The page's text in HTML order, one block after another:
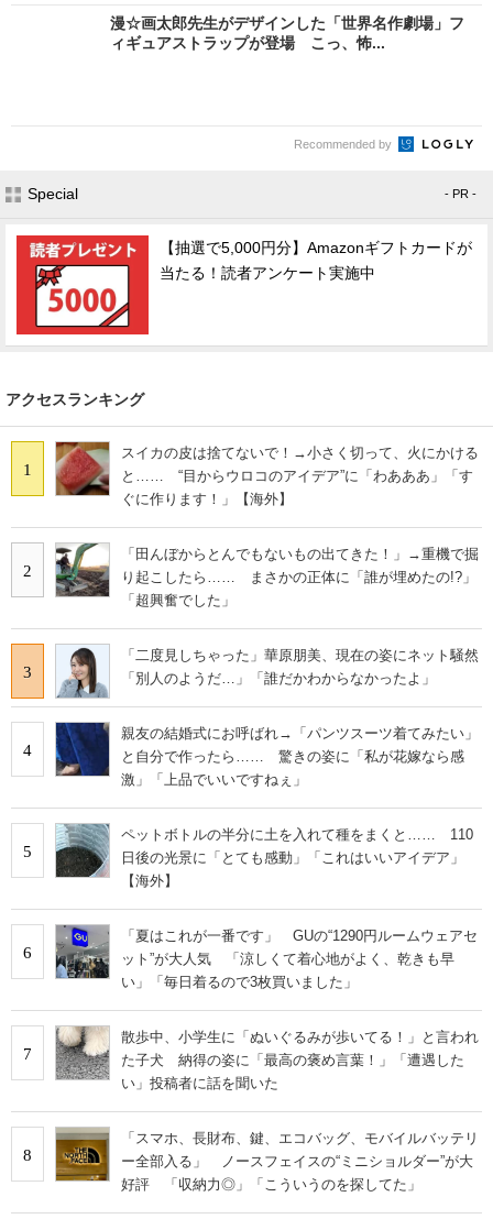
漫☆画太郎先生がデザインした「世界名作劇場」フ
ィギュアストラップが登場 こっ、怖...
Recommended by
Special - PR -
【抽選で5,000円分】Amazonギフトカードが
当たる！読者アンケート実施中
アクセスランキング
1
スイカの皮は捨てないで！→小さく切って、火にかける
と…… “目からウロコのアイデア”に「わあああ」「す
ぐに作ります！」【海外】
2
「田んぼからとんでもないもの出てきた！」→重機で掘
り起こしたら…… まさかの正体に「誰が埋めたの!?」
「超興奮でした」
3
「二度見しちゃった」華原朋美、現在の姿にネット騒然
「別人のようだ…」「誰だかわからなかったよ」
4
親友の結婚式にお呼ばれ→「パンツスーツ着てみたい」
と自分で作ったら…… 驚きの姿に「私が花嫁なら感
激」「上品でいいですねぇ」
5
ペットボトルの半分に土を入れて種をまくと…… 110
日後の光景に「とても感動」「これはいいアイデア」
【海外】
6
「夏はこれが一番です」 GUの“1290円ルームウェアセ
ット”が大人気 「涼しくて着心地がよく、乾きも早
い」「毎日着るので3枚買いました」
7
散歩中、小学生に「ぬいぐるみが歩いてる！」と言われ
た子犬 納得の姿に「最高の褒め言葉！」「遭遇した
い」投稿者に話を聞いた
8
「スマホ、長財布、鍵、エコバッグ、モバイルバッテリ
ー全部入る」 ノースフェイスの“ミニショルダー”が大
好評 「収納力◎」「こういうのを探してた」